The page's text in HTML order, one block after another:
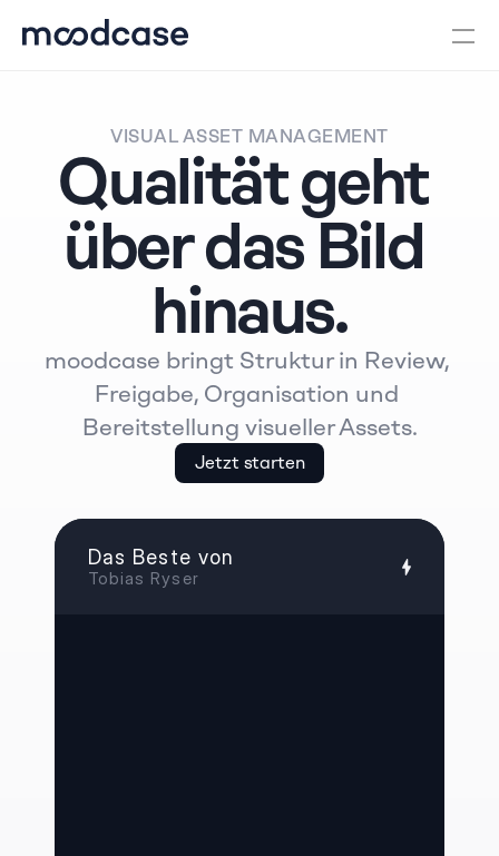
VISUAL ASSET MANAGEMENT
Qualität geht
über das Bild
hinaus.
moodcase bringt Struktur in Review,
Freigabe, Organisation und
Bereitstellung visueller Assets.
Jetzt starten
Das Beste von
Tobias Ryser